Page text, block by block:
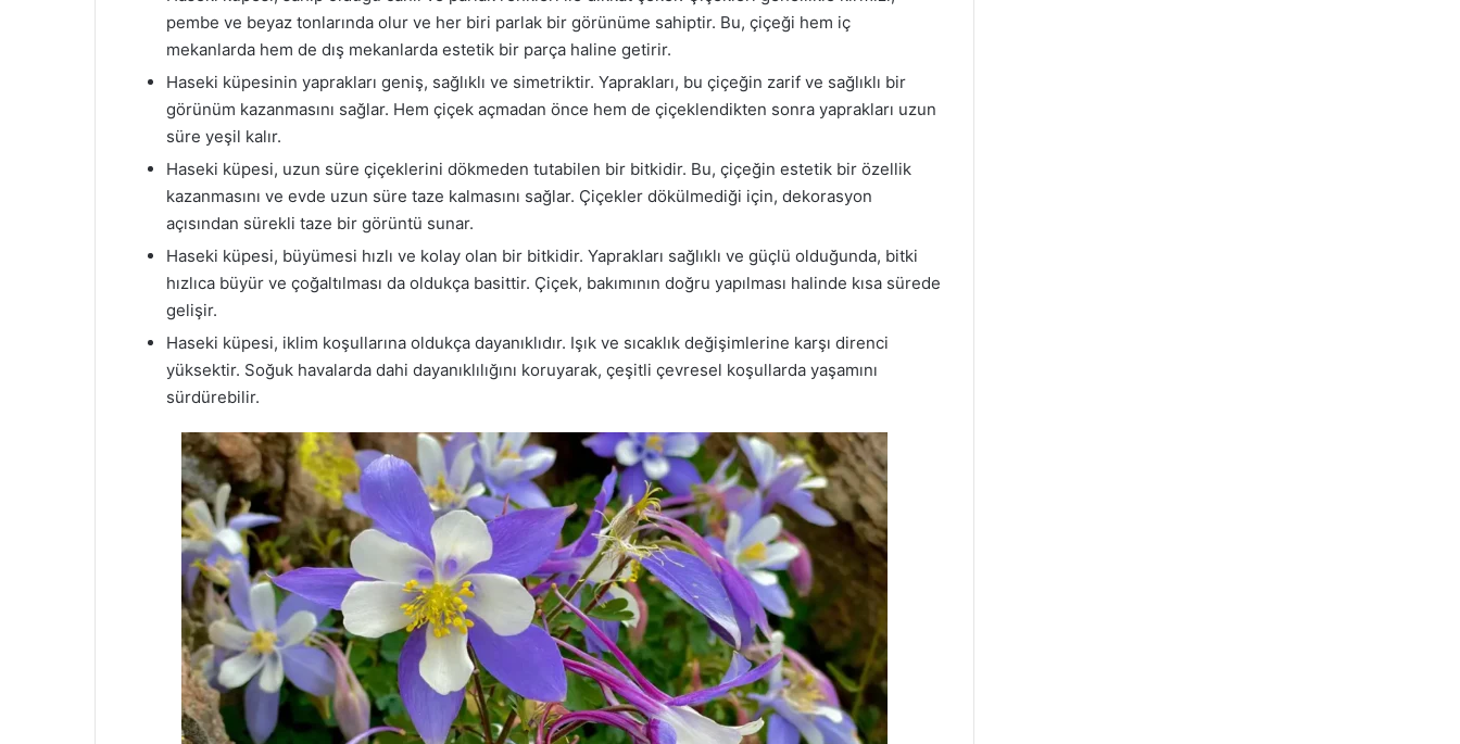
pembe ve beyaz tonlarında olur ve her biri parlak bir görünüme sahiptir. Bu, çiçeği hem iç
mekanlarda hem de dış mekanlarda estetik bir parça haline getirir.
Haseki küpesinin yaprakları geniş, sağlıklı ve simetriktir. Yaprakları, bu çiçeğin zarif ve sağlıklı bir
görünüm kazanmasını sağlar. Hem çiçek açmadan önce hem de çiçeklendikten sonra yaprakları uzun
süre yeşil kalır.
Haseki küpesi, uzun süre çiçeklerini dökmeden tutabilen bir bitkidir. Bu, çiçeğin estetik bir özellik
kazanmasını ve evde uzun süre taze kalmasını sağlar. Çiçekler dökülmediği için, dekorasyon
açısından sürekli taze bir görüntü sunar.
Haseki küpesi, büyümesi hızlı ve kolay olan bir bitkidir. Yaprakları sağlıklı ve güçlü olduğunda, bitki
hızlıca büyür ve çoğaltılması da oldukça basittir. Çiçek, bakımının doğru yapılması halinde kısa sürede
gelişir.
Haseki küpesi, iklim koşullarına oldukça dayanıklıdır. Işık ve sıcaklık değişimlerine karşı direnci
yüksektir. Soğuk havalarda dahi dayanıklılığını koruyarak, çeşitli çevresel koşullarda yaşamını
sürdürebilir.